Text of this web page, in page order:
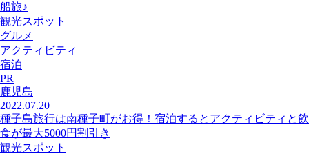
船旅♪
観光スポット
グルメ
アクティビティ
宿泊
PR
鹿児島
2022.07.20
種子島旅行は南種子町がお得！宿泊するとアクティビティと飲
食が最大5000円割引き
観光スポット